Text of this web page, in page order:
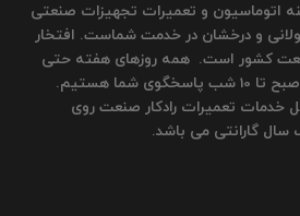
اتوماسیون و تعمیرات تجهیزات صنعتی
و درخشان در خدمت شماست. افتخار
صنعت کشور است. همه روزهای هفته حتی
روزهای تعطیل از ساعت 8 صبح تا 10 شب پاسخگوی شما هستیم.
خدمات تعمیرات رادکار صنعت روی
گارانتی می باشد.